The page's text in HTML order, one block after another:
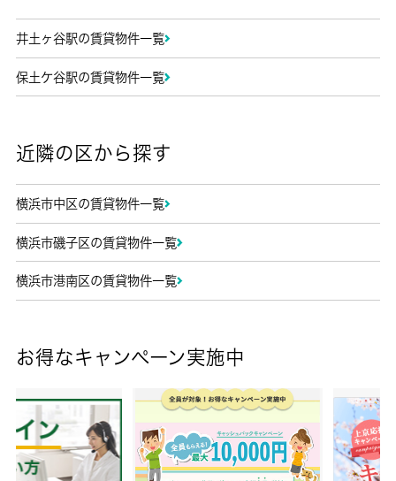
井土ヶ谷駅の賃貸物件一覧
保土ケ谷駅の賃貸物件一覧
近隣の区から探す
横浜市中区の賃貸物件一覧
横浜市磯子区の賃貸物件一覧
横浜市港南区の賃貸物件一覧
お得なキャンペーン実施中